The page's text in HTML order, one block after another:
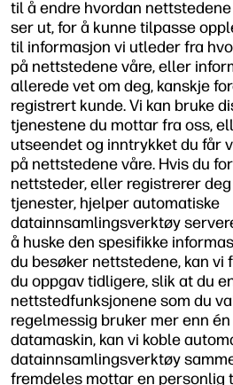
til å endre hvordan
ser ut, for å kunne tilpasse
til informasjon vi utleder fra
på nettstedene våre, eller
allerede vet om deg, kanskje
registrert kunde. Vi kan bruke
tjenestene du mottar fra oss,
utseendet og inntrykket du får
på nettstedene våre. Hvis du
nettsteder, eller registrerer
tjenester, hjelper automatiske
datainnsamlingsverktøy
å huske den spesifikke
du besøker nettstedene, kan vi
du oppgav tidligere, slik at du
nettstedfunksjonene som du
regelmessig bruker mer enn
datamaskin, kan vi koble
datainnsamlingsverktøy
fremdeles mottar en personlig